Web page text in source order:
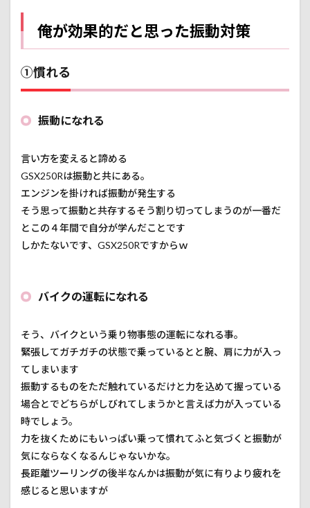
俺が効果的だと思った振動対策
①慣れる
振動になれる
言い方を変えると諦める
GSX250Rは振動と共にある。
エンジンを掛ければ振動が発生する
そう思って振動と共存するそう割り切ってしまうのが一番だ
とこの４年間で自分が学んだことです
しかたないです、GSX250Rですからｗ
バイクの運転になれる
そう、バイクという乗り物事態の運転になれる事。
緊張してガチガチの状態で乗っているとと腕、肩に力が入っ
てしまいます
振動するものをただ触れているだけと力を込めて握っている
場合とでどちらがしびれてしまうかと言えば力が入っている
時でしょう。
力を抜くためにもいっぱい乗って慣れてふと気づくと振動が
気にならなくなるんじゃないかな。
長距離ツーリングの後半なんかは振動が気に有りより疲れを
感じると思いますが